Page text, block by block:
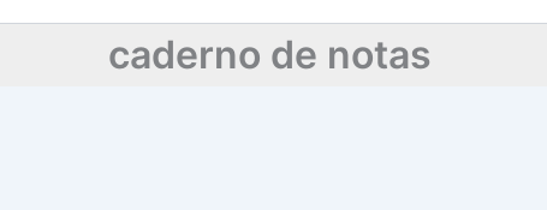
caderno de notas